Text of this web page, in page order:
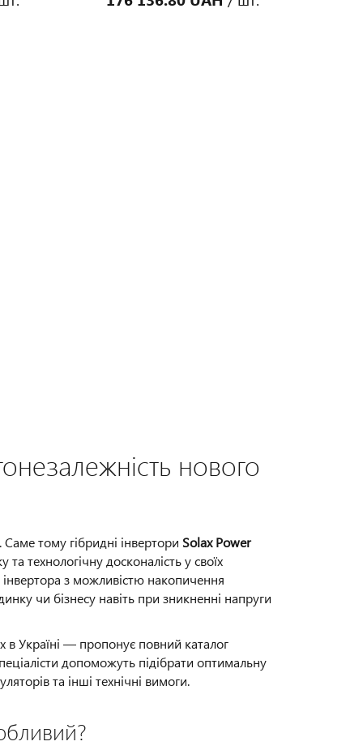
нового
тому гібридні інвертори Solax Power
технологічну досконалість у своїх
з можливістю накопичення
чи бізнесу навіть при зникненні напруги
Україні — пропонує повний каталог
допоможуть підібрати оптимальну
та інші технічні вимоги.